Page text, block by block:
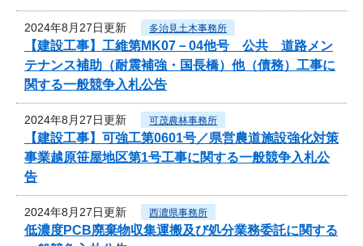
2024年8月27日更新 多治見土木事務所
【建設工事】工維第MK07－04他号 公共 道路メン
テナンス補助（耐震補強・国長橋）他（債務）工事に
関する一般競争入札公告
2024年8月27日更新 可茂農林事務所
【建設工事】可強工第0601号／県営農道施設強化対策
事業越原笹屋地区第1号工事に関する一般競争入札公
告
2024年8月27日更新 西濃県事務所
低濃度PCB廃棄物収集運搬及び処分業務委託に関する